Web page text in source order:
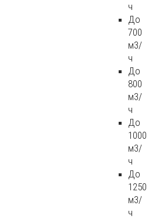
ч
До
700
м3/
ч
До
800
м3/
ч
До
1000
м3/
ч
До
1250
м3/
ч